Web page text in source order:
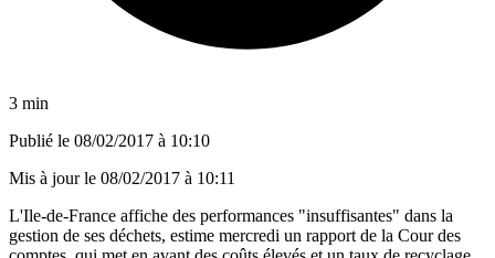
3 min
Publié le 08/02/2017 à 10:10
Mis à jour le 08/02/2017 à 10:11
L'Ile-de-France affiche des performances "insuffisantes" dans la
gestion de ses déchets, estime mercredi un rapport de la Cour des